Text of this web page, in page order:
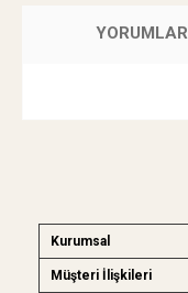
YORUMLAR
Kurumsal
Müşteri İlişkileri